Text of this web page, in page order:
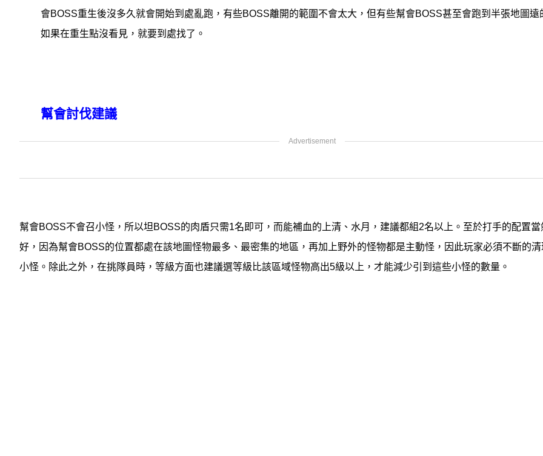
會BOSS重生後沒多久就會開始到處亂跑，有些BOSS離開的範圍不會太大，但有些幫會BOSS甚至會跑到半張地圖遠
如果在重生點沒看見，就要到處找了。
幫會討伐建議
幫會BOSS不會召小怪，所以坦BOSS的肉盾只需1名即可，而能補血的上清、水月，建議都組2名以上。至於打手的配置
好，因為幫會BOSS的位置都處在該地圖怪物最多、最密集的地區，再加上野外的怪物都是主動怪，因此玩家必須不斷的
小怪。除此之外，在挑隊員時，等級方面也建議選等級比該區域怪物高出5級以上，才能減少引到這些小怪的數量。